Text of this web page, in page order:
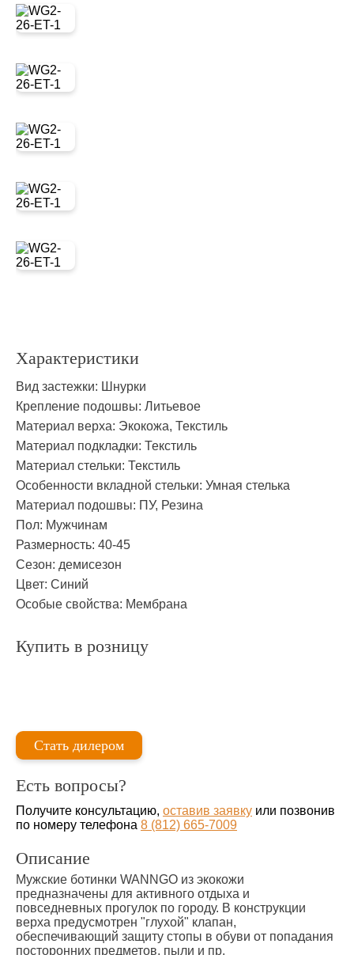
Характеристики
Вид застежки: Шнурки
Крепление подошвы: Литьевое
Материал верха: Экокожа, Текстиль
Материал подкладки: Текстиль
Материал стельки: Текстиль
Особенности вкладной стельки: Умная стелька
Материал подошвы: ПУ, Резина
Пол: Мужчинам
Размерность: 40-45
Сезон: демисезон
Цвет: Синий
Особые свойства: Мембрана
Купить в розницу
Стать дилером
Есть вопросы?
Получите консультацию, оставив заявку или позвонив
по номеру телефона 8 (812) 665-7009
Описание
Мужские ботинки WANNGO из экокожи
предназначены для активного отдыха и
повседневных прогулок по городу. В конструкции
верха предусмотрен "глухой" клапан,
обеспечивающий защиту стопы в обуви от попадания
посторонних предметов, пыли и пр.